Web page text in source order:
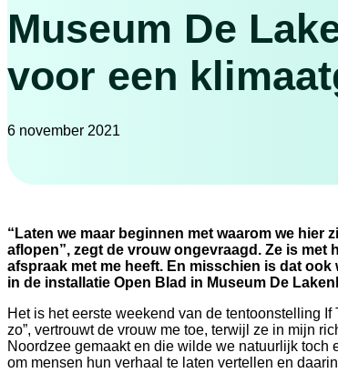
Museum De
voor een
6 november 2021
“Laten we maar beginnen met waarom we hier
aflopen”, zegt de vrouw ongevraagd. Ze is met
afspraak met me heeft. En misschien is dat
in de installatie Open Blad in Museum De
Het is het eerste weekend van de tentoonstelling
zo”, vertrouwt de vrouw me toe, terwijl ze in mijn
Noordzee gemaakt en die wilde we natuurlijk toch
om mensen hun verhaal te laten vertellen en